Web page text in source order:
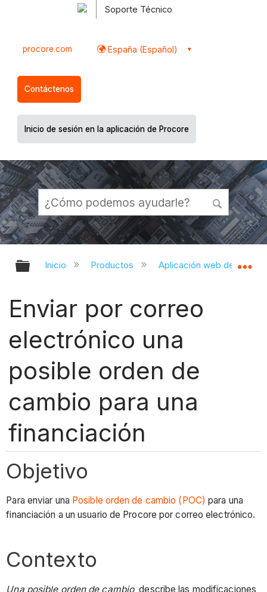
Soporte Técnico
procore.com España (Español)
Contáctenos
Inicio de sesión en la aplicación de Procore
Expandir/contraer jerarquía global
Inicio Productos Aplicación web de
Enviar por correo
electrónico una
posible orden de
cambio para una
financiación
Objetivo
Para enviar una Posible orden de cambio (POC) para una
financiación a un usuario de Procore por correo electrónico.
Contexto
Una posible orden de cambio describe las modificaciones